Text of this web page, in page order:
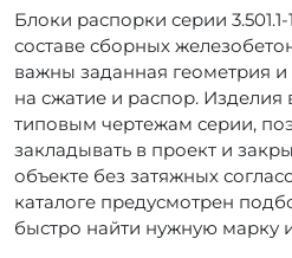
Блоки распорки серии
составе сборных
важны заданная геометрия
на сжатие и распор. Изделия
типовым чертежам серии,
закладывать в проект и
объекте без затяжных
каталоге предусмотрен
быстро найти нужную марку